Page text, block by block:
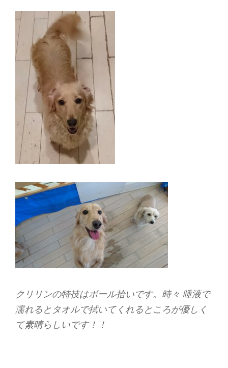
クリリンの特技はボール拾いです。時々 唾液で
濡れるとタオルで拭いてくれるところが優しく
て素晴らしいです！！